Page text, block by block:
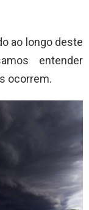
ao longo deste
entender
ocorrem.